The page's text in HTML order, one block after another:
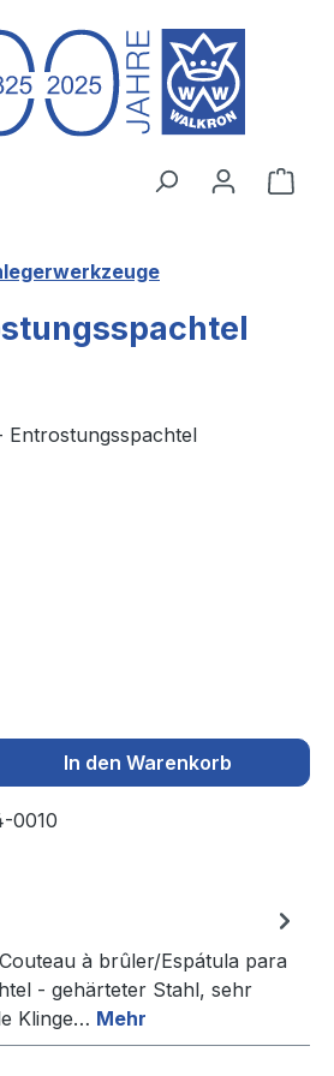
Gib den
In den Warenkorb
0010
à brûler/Espátula para
- gehärteter Stahl, sehr
Klinge… Mehr